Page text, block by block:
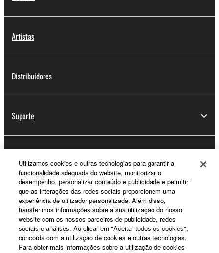
Artistas
Distribuidores
Suporte
Sobre a Yamaha
Portugal - Portuguese
Negócio
Utilizamos cookies e outras tecnologias para garantir a
funcionalidade adequada do website, monitorizar o
desempenho, personalizar conteúdo e publicidade e permitir
que as interações das redes sociais proporcionem uma
experiência de utilizador personalizada. Além disso,
transferimos informações sobre a sua utilização do nosso
website com os nossos parceiros de publicidade, redes
sociais e análises. Ao clicar em "Aceitar todos os cookies",
concorda com a utilização de cookies e outras tecnologias.
Para obter mais informações sobre a utilização de cookies